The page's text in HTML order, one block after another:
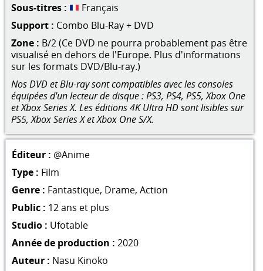
Sous-titres :
Français
Support : Combo Blu-Ray + DVD
Zone : B/2 (Ce DVD ne pourra probablement pas être
visualisé en dehors de l'Europe. Plus d'informations
sur les formats DVD/Blu-ray.)
Nos DVD et Blu-ray sont compatibles avec les consoles
équipées d'un lecteur de disque : PS3, PS4, PS5, Xbox One
et Xbox Series X. Les éditions 4K Ultra HD sont lisibles sur
PS5, Xbox Series X et Xbox One S/X.
Éditeur : @Anime
Type : Film
Genre : Fantastique, Drame, Action
Public : 12 ans et plus
Studio : Ufotable
Année de production : 2020
Auteur : Nasu Kinoko